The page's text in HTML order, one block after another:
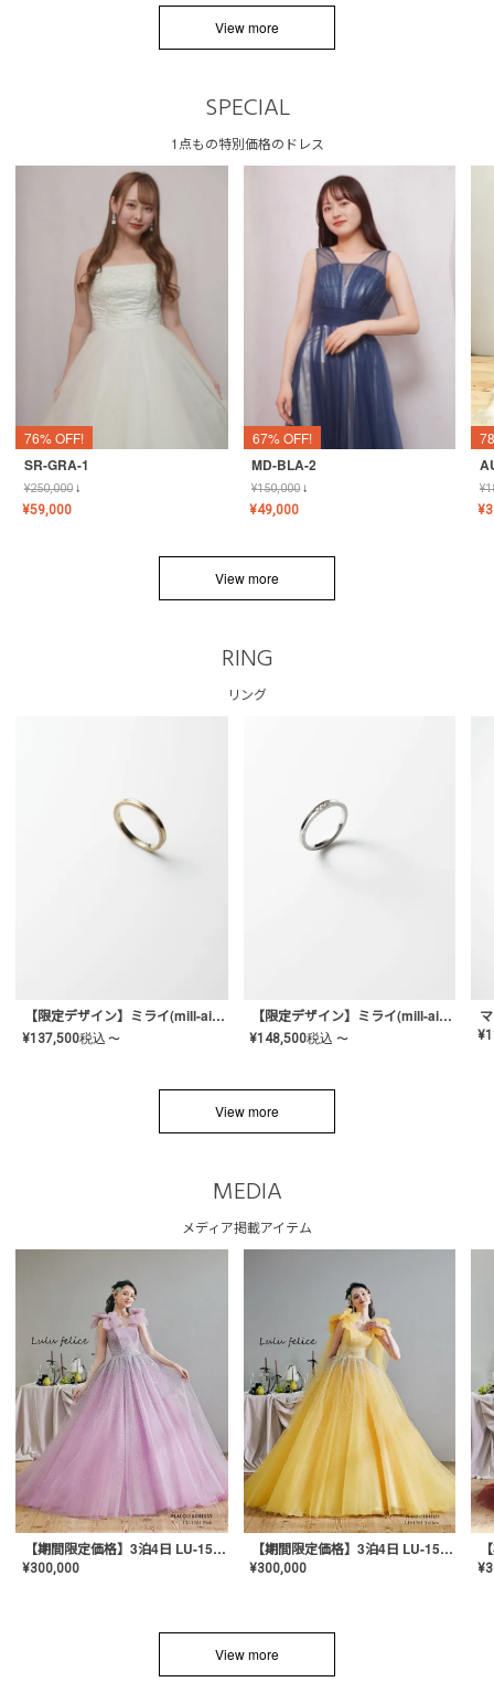
View more
SPECIAL
1点もの特別価格のドレス
76% OFF!
SR-GRA-1
¥250,000↓
¥59,000
67% OFF!
MD-BLA-2
¥150,000↓
¥49,000
¥
¥
View more
RING
リング
【限定デザイン】ミライ(mill-ai)リング
¥137,500税込 〜
【限定デザイン】ミライ(mill-ai)リング
¥148,500税込 〜 ¥
View more
MEDIA
メディア掲載アイテム
【期間限定価格】3泊4日 LU-1501(Pink)
¥300,000
【期間限定価格】3泊4日 LU-1501(Yellow)
¥300,000 ¥
View more